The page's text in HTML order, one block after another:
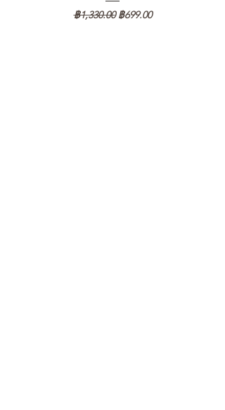
ราคาปกติ
฿1,330.00 ราคาขายลด
฿699.00